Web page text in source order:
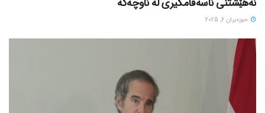
حوزه‌یران 6, 2025